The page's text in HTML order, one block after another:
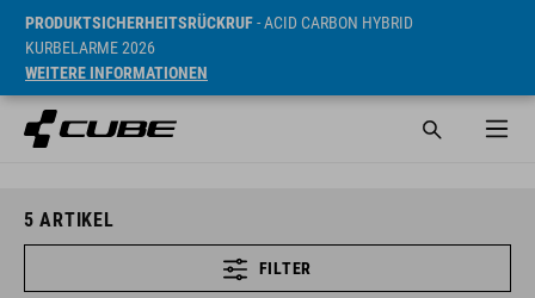
PRODUKTSICHERHEITSRÜCKRUF- ACID CARBON HYBRID
KURBELARME 2026
WEITERE INFORMATIONEN
5 ARTIKEL
FILTER